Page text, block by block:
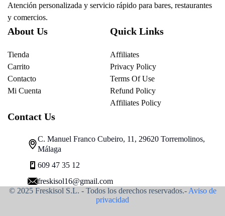
Atención personalizada y servicio rápido para bares, restaurantes
y comercios.
About Us
Tienda
Carrito
Contacto
Mi Cuenta
Quick Links
Affiliates
Privacy Policy
Terms Of Use
Refund Policy
Affiliates Policy
Contact Us
C. Manuel Franco Cubeiro, 11, 29620 Torremolinos,
Málaga
609 47 35 12
freskisol16@gmail.com
© 2025 Freskisol S.L. - Todos los derechos reservados.- Aviso de
privacidad